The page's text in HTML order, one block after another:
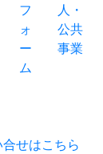
フ
ォ
ー
ム
人・
公共
事業
せはこちら